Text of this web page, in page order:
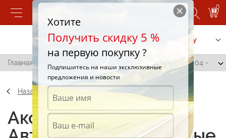
0
Позвонить Заказать услугу
Главная / Автоковрики резиновые Rigum для BMW X3 04 -
Назад
Аксессуары
Хотите
Получить скидку 5 %
на первую покупку ?
Подпишитесь на наши эксклюзивные
предложения и новости